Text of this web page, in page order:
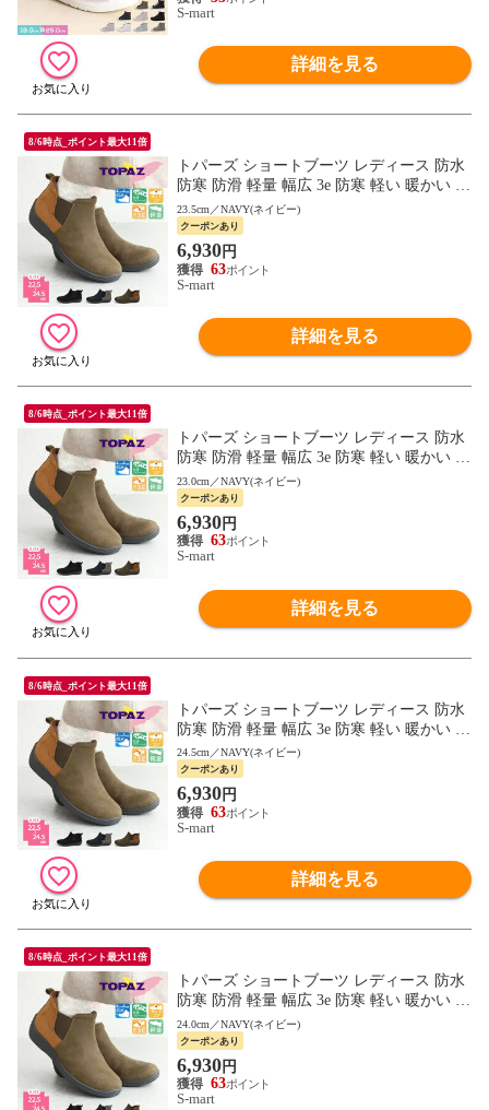
S-mart
詳細を見る
8/6時点_ポイント最大11倍
トパーズ ショートブーツ レディース 防水
防寒 防滑 軽量 幅広 3e 防寒 軽い 暖かい 裏
起毛 サイドゴア レインブーツ 黒 カーキ 2
301
23.5cm／NAVY(ネイビー)
クーポンあり
6,930円
63
S-mart
詳細を見る
8/6時点_ポイント最大11倍
トパーズ ショートブーツ レディース 防水
防寒 防滑 軽量 幅広 3e 防寒 軽い 暖かい 裏
起毛 サイドゴア レインブーツ 黒 カーキ 2
301
23.0cm／NAVY(ネイビー)
クーポンあり
6,930円
63
S-mart
詳細を見る
8/6時点_ポイント最大11倍
トパーズ ショートブーツ レディース 防水
防寒 防滑 軽量 幅広 3e 防寒 軽い 暖かい 裏
起毛 サイドゴア レインブーツ 黒 カーキ 2
301
24.5cm／NAVY(ネイビー)
クーポンあり
6,930円
63
S-mart
詳細を見る
8/6時点_ポイント最大11倍
トパーズ ショートブーツ レディース 防水
防寒 防滑 軽量 幅広 3e 防寒 軽い 暖かい 裏
起毛 サイドゴア レインブーツ 黒 カーキ 2
301
24.0cm／NAVY(ネイビー)
クーポンあり
6,930円
63
S-mart